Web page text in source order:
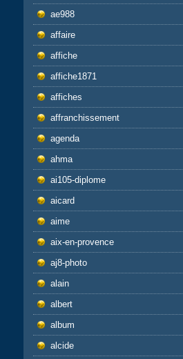
ae988
affaire
affiche
affiche1871
affiches
affranchissement
agenda
ahma
ai105-diplome
aicard
aime
aix-en-provence
aj8-photo
alain
albert
album
alcide